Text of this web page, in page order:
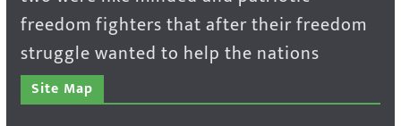
freedom fighters that after their freedom
struggle wanted to help the nations
Site Map